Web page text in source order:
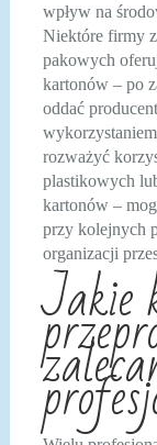
wpływ na
Niektóre firmy
pakowych
kartonów – po
oddać
rozważyć
plastikowych
kartonów –
przy kolejnych
organizacji
Jakie